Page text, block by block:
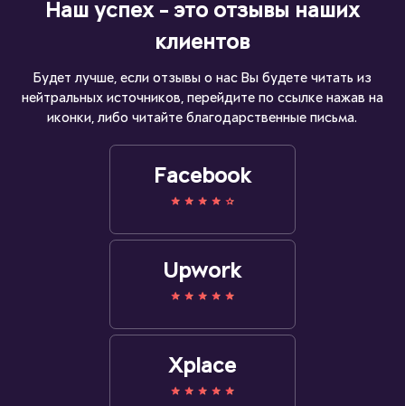
Наш успех - это отзывы наших
клиентов
Будет лучше, если отзывы о нас Вы будете читать из
нейтральных источников, перейдите по ссылке нажав на
иконки, либо читайте благодарственные письма.
Facebook
Upwork
Xplace